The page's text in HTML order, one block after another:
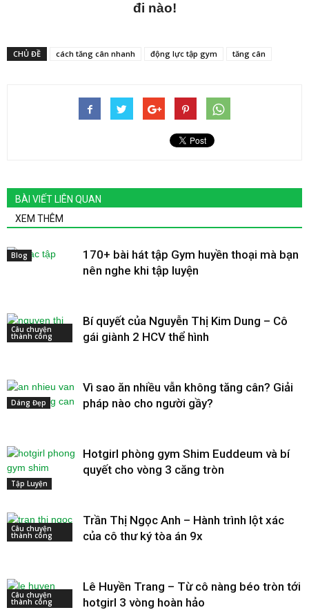
đi nào!
CHỦ ĐỀ cách tăng cân nhanh động lực tập gym tăng cân
BÀI VIẾT LIÊN QUAN
XEM THÊM
Blog
170+ bài hát tập Gym huyền thoại mà bạn
nên nghe khi tập luyện
Câu chuyện
thành công
Bí quyết của Nguyễn Thị Kim Dung – Cô
gái giành 2 HCV thể hình
Dáng Đẹp
Vì sao ăn nhiều vẫn không tăng cân? Giải
pháp nào cho người gầy?
Tập Luyện
Hotgirl phòng gym Shim Euddeum và bí
quyết cho vòng 3 căng tròn
Câu chuyện
thành công
Trần Thị Ngọc Anh – Hành trình lột xác
của cô thư ký tòa án 9x
Câu chuyện
thành công
Lê Huyền Trang – Từ cô nàng béo tròn tới
hotgirl 3 vòng hoàn hảo